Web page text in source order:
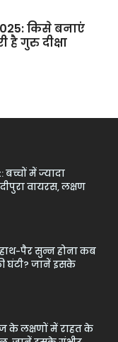
किसे बनाएं
गुरु दीक्षा
बच्चों में ज्यादा
वायरस, लक्षण
पैर सुन्न होना कब
घंटी? जानें इसके
के लक्षणों में राहत के